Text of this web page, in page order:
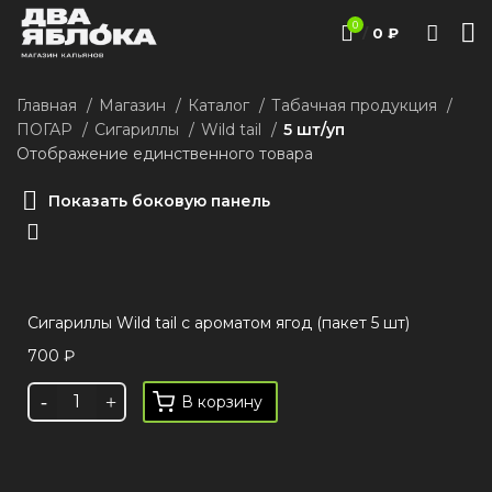
0 / 0 ₽
Главная Магазин Каталог
Табачная продукция
ПОГАР
Сигариллы Wild tail
5 шт/уп
Отображение единственного товара
Показать боковую панель
Сигариллы Wild tail c ароматом ягод (пакет 5 шт)
700 ₽
В корзину